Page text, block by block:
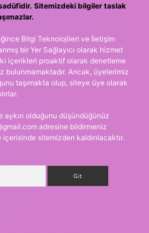
Sitemizdeki bilgiler taslak
Bilgi Teknolojileri ve İletişim
bir Yer Sağlayıcı olarak hizmet
içerikleri proaktif olarak denetleme
bulunmamaktadır. Ancak, üyelerimiz
taşımakta olup, siteye üye olarak
olduğunu düşündüğünüz
adresine bildirmeniz
sitemizden kaldırılacaktır.